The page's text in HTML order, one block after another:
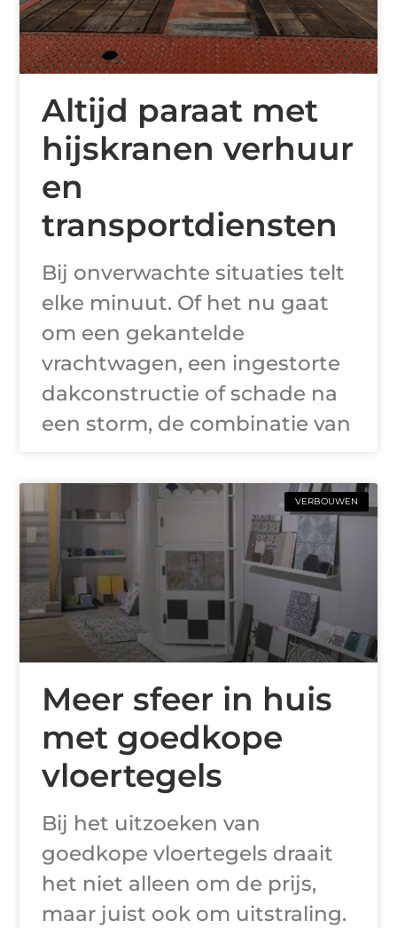
Altijd paraat met
hijskranen verhuur
en
transportdiensten
Bij onverwachte situaties telt
elke minuut. Of het nu gaat
om een gekantelde
vrachtwagen, een ingestorte
dakconstructie of schade na
een storm, de combinatie van
VERBOUWEN
Meer sfeer in huis
met goedkope
vloertegels
Bij het uitzoeken van
goedkope vloertegels draait
het niet alleen om de prijs,
maar juist ook om uitstraling.